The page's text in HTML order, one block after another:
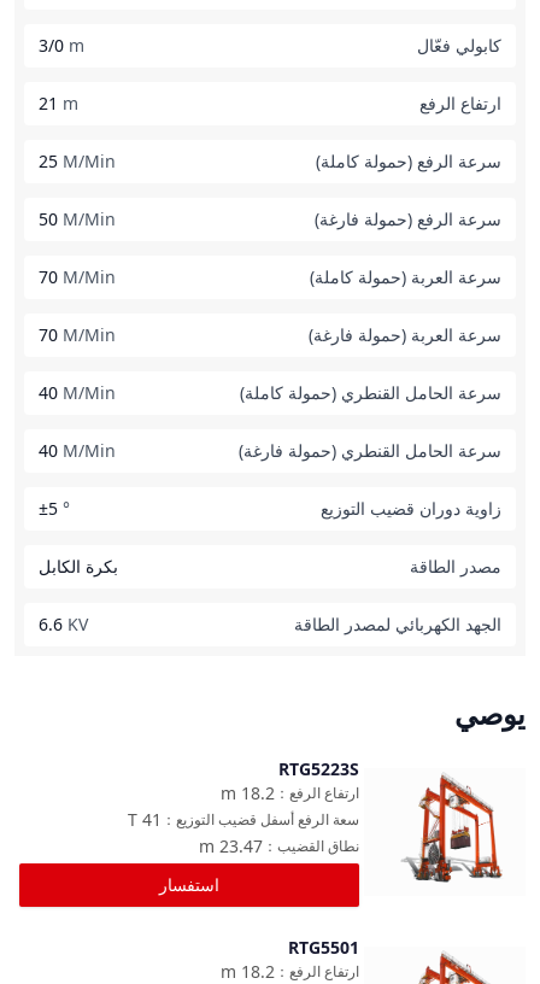
كابولي فعّال 3/0 m
ارتفاع الرفع 21 m
سرعة الرفع (حمولة كاملة) 25 M/Min
سرعة الرفع (حمولة فارغة) 50 M/Min
سرعة العربة (حمولة كاملة) 70 M/Min
سرعة العربة (حمولة فارغة) 70 M/Min
سرعة الحامل القنطري (حمولة كاملة) 40 M/Min
سرعة الحامل القنطري (حمولة فارغة) 40 M/Min
زاوية دوران قضيب التوزيع ±5 °
مصدر الطاقة بكرة الكابل
الجهد الكهربائي لمصدر الطاقة 6.6 KV
يوصي
مقارنة
RTG5223S
18.2
m ارتفاع الرفع ：
41
T سعة الرفع أسفل قضيب التوزيع ：
23.47
m نطاق القضيب ：
استفسار
مقارنة
RTG5501
18.2
m ارتفاع الرفع ：